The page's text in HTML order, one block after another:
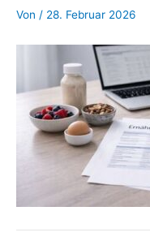
Von / 28. Februar 2026